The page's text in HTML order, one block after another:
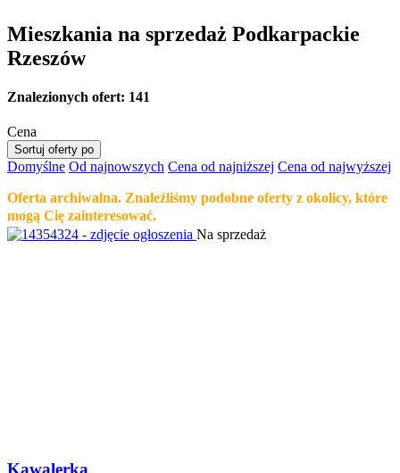
Mieszkania na sprzedaż Podkarpackie
Rzeszów
Znalezionych ofert: 141
Cena
Sortuj oferty po
Domyślne Od najnowszych Cena od najniższej Cena od najwyższej
Oferta archiwalna. Znaleźliśmy podobne oferty z okolicy, które
mogą Cię zainteresować.
Na sprzedaż
Kawalerka